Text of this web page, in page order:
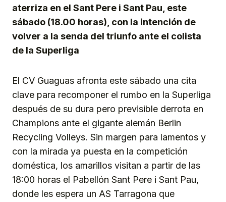
aterriza en el Sant Pere i Sant Pau, este
sábado (18.00 horas), con la intención de
volver a la senda del triunfo ante el colista
de la Superliga
El CV Guaguas afronta este sábado una cita
clave para recomponer el rumbo en la Superliga
después de su dura pero previsible derrota en
Champions ante el gigante alemán Berlin
Recycling Volleys. Sin margen para lamentos y
con la mirada ya puesta en la competición
doméstica, los amarillos visitan a partir de las
18:00 horas el Pabellón Sant Pere i Sant Pau,
donde les espera un AS Tarragona que